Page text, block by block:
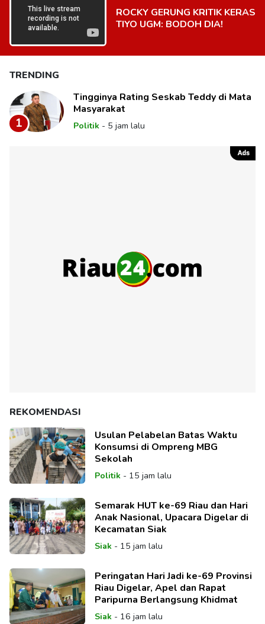
ROCKY GERUNG KRITIK KERAS
TIYO UGM: BODOH DIA!
TRENDING
1
Tingginya Rating Seskab Teddy di Mata
Masyarakat
Politik - 5 jam lalu
REKOMENDASI
Usulan Pelabelan Batas Waktu
Konsumsi di Ompreng MBG
Sekolah
Politik- 15 jam lalu
Semarak HUT ke-69 Riau dan Hari
Anak Nasional, Upacara Digelar di
Kecamatan Siak
Siak- 15 jam lalu
Peringatan Hari Jadi ke-69 Provinsi
Riau Digelar, Apel dan Rapat
Paripurna Berlangsung Khidmat
Siak- 16 jam lalu